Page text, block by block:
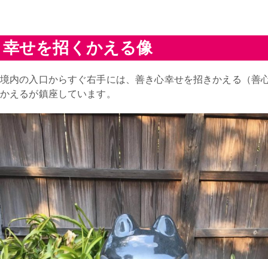
幸せを招くかえる像
境内の入口からすぐ右手には、善き心幸せを招きかえる（善
かえるが鎮座しています。